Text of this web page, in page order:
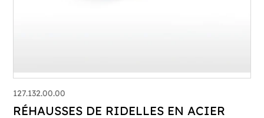
127.132.00.00
RÉHAUSSES DE RIDELLES EN ACIER